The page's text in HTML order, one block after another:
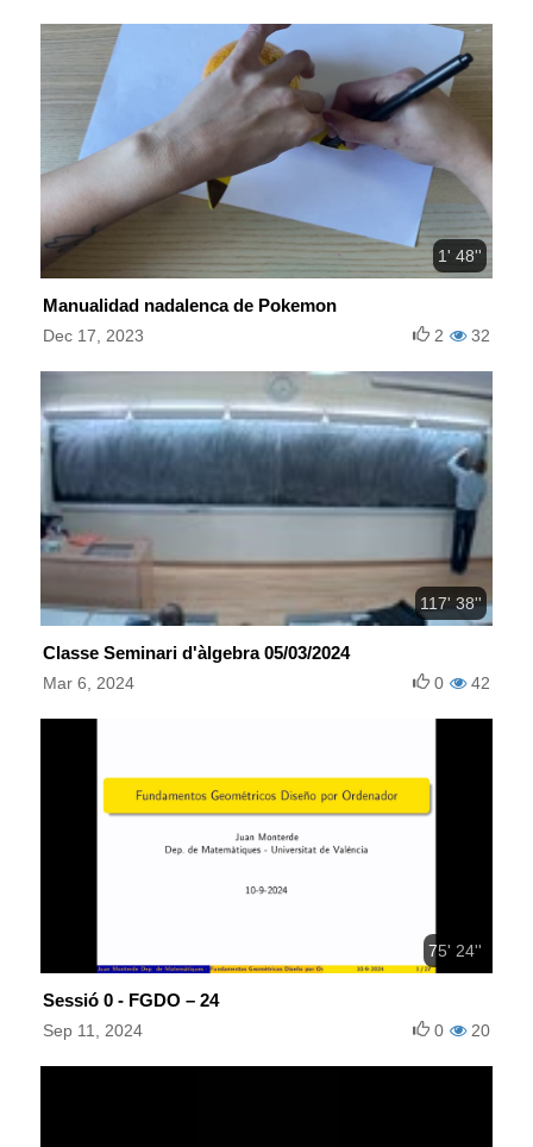
1' 48''
Manualidad nadalenca de Pokemon
Dec 17, 2023 32
2
117' 38''
Classe Seminari d'àlgebra 05/03/2024
Mar 6, 2024 42
0
75' 24''
Sessió 0 - FGDO – 24
Sep 11, 2024 20
0